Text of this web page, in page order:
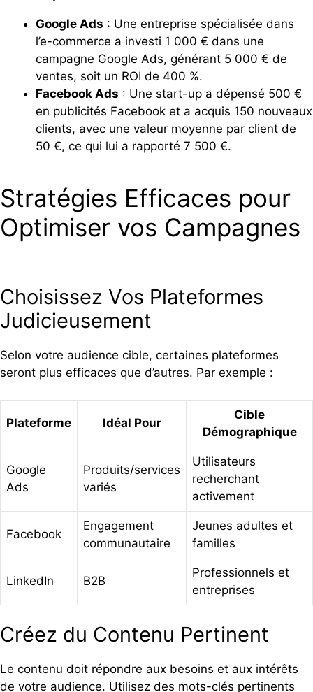
Google Ads : Une entreprise spécialisée dans
l’e-commerce a investi 1 000 € dans une
campagne Google Ads, générant 5 000 € de
ventes, soit un ROI de 400 %.
Facebook Ads : Une start-up a dépensé 500 €
en publicités Facebook et a acquis 150 nouveaux
clients, avec une valeur moyenne par client de
50 €, ce qui lui a rapporté 7 500 €.
Stratégies Efficaces pour
Optimiser vos Campagnes
Choisissez Vos Plateformes
Judicieusement
Selon votre audience cible, certaines plateformes
seront plus efficaces que d’autres. Par exemple :
Plateforme Idéal Pour
Cible
Démographique
Google
Ads
Produits/services
variés
Utilisateurs
recherchant
activement
Facebook
Engagement
communautaire
Jeunes adultes et
familles
LinkedIn B2B
Professionnels et
entreprises
Créez du Contenu Pertinent
Le contenu doit répondre aux besoins et aux intérêts
de votre audience. Utilisez des mots-clés pertinents